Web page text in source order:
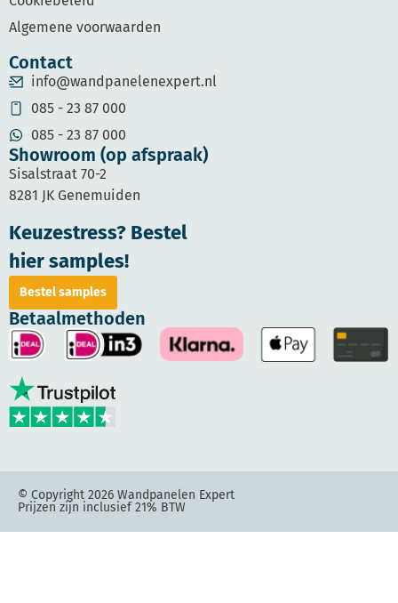
Algemene voorwaarden
Contact
info@wandpanelenexpert.nl
085 - 23 87 000
085 - 23 87 000
Showroom (op afspraak)
Sisalstraat 70-2
8281 JK Genemuiden
Keuzestress? Bestel
hier samples!
Bestel samples
Betaalmethoden
© Copyright 2026 Wandpanelen Expert
Prijzen zijn inclusief 21% BTW